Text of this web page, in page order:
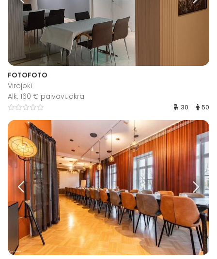
FOTOFOTO
Virojoki
Alk. 160 € päivävuokra
30 50